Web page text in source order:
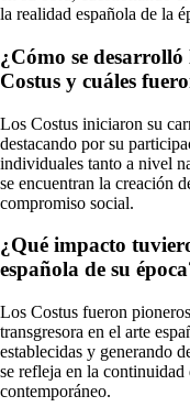
la realidad española de la
¿Cómo se
Costus y cuáles
Los Costus iniciaron su
destacando por su
individuales tanto a nivel
se encuentran la creación
compromiso social.
¿Qué impacto
española de su
Los Costus fueron
transgresora en el arte
establecidas y generando
se refleja en la
contemporáneo.